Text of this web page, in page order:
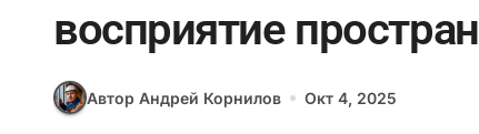
восприятие
Автор Андрей Корнилов Окт 4, 2025